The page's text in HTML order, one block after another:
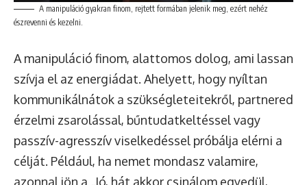
A manipuláció gyakran finom, rejtett formában jelenik meg, ezért nehéz
észrevenni és kezelni.
A manipuláció finom, alattomos dolog, ami lassan
szívja el az energiádat. Ahelyett, hogy nyíltan
kommunikálnátok a szükségleteitekről, partnered
érzelmi zsarolással, bűntudatkeltéssel vagy
passzív-agresszív viselkedéssel próbálja elérni a
célját. Például, ha nemet mondasz valamire,
azonnal jön a „Jó, hát akkor csinálom egyedül,